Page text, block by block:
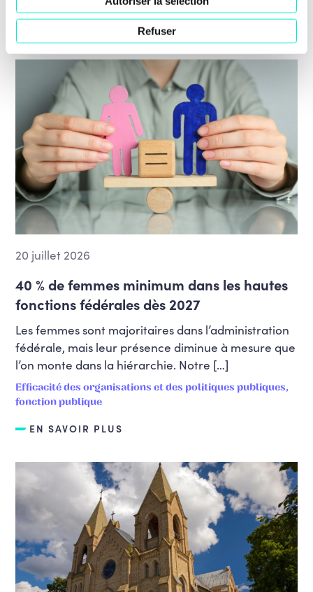
Refuser
20 juillet 2026
40 % de femmes minimum dans les hautes
fonctions fédérales dès 2027
Les femmes sont majoritaires dans l’administration
fédérale, mais leur présence diminue à mesure que
l’on monte dans la hiérarchie. Notre […]
Efficacité des organisations et des politiques publiques,
fonction publique
EN SAVOIR PLUS